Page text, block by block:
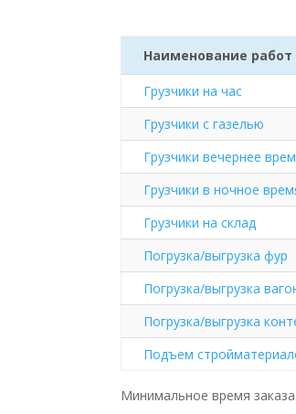
Наименование работ
Грузчики на час
Грузчики с газелью
Грузчики вечернее
Грузчики в ночное
Грузчики на склад
Погрузка/выгрузка фур
Погрузка/выгрузка
Погрузка/выгрузка
Подъем
Минимальное время